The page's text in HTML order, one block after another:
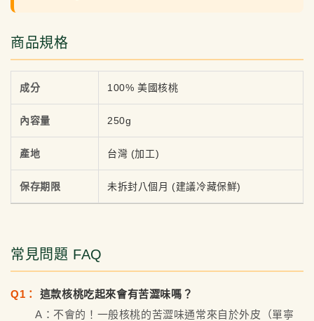
商品規格
成分 100% 美國核桃
內容量 250g
產地 台灣 (加工)
保存期限 未拆封八個月 (建議冷藏保鮮)
常見問題 FAQ
Q1：
這款核桃吃起來會有苦澀味嗎？
A：不會的！一般核桃的苦澀味通常來自於外皮（單寧